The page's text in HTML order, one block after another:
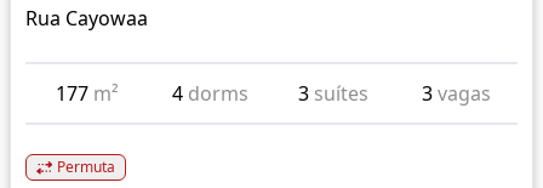
Rua Cayowaa
177 m² 4 dorms 3 suítes 3vagas
Permuta